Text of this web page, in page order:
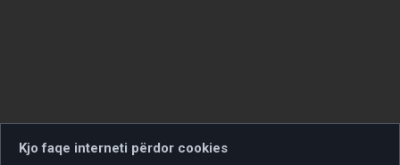
Kjo faqe interneti përdor cookies